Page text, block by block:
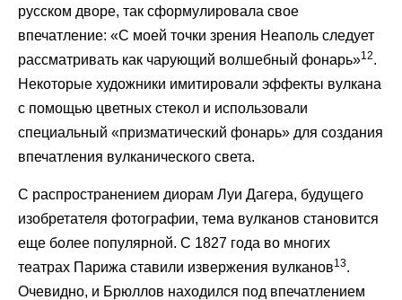
русском дворе, так сформулировала свое
впечатление: «С моей точки зрения Неаполь следует
рассматривать как чарующий волшебный фонарь»12.
Некоторые художники имитировали эффекты вулкана
с помощью цветных стекол и использовали
специальный «призматический фонарь» для создания
впечатления вулканического света.
С распространением диорам Луи Дагера, будущего
изобретателя фотографии, тема вулканов становится
еще более популярной. С 1827 года во многих
театрах Парижа ставили извержения вулканов13.
Очевидно, и Брюллов находился под впечатлением